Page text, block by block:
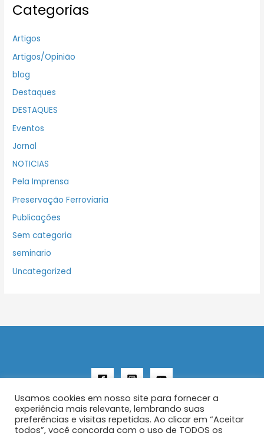
Categorias
Artigos
Artigos/Opinião
blog
Destaques
DESTAQUES
Eventos
Jornal
NOTICIAS
Pela Imprensa
Preservação Ferroviaria
Publicações
Sem categoria
seminario
Uncategorized
Copyright © 2026 AENFER
Usamos cookies em nosso site para fornecer a
experiência mais relevante, lembrando suas
preferências e visitas repetidas. Ao clicar em “Aceitar
todos”, você concorda com o uso de TODOS os